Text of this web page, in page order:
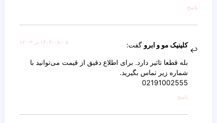
پاسخ
کلینیک مو و ابرو گفت: ۱۴۰۴-۰۸-۰۵ در ۱۲:۰۳
بله قطعا تاثیر دارد. برای اطلاع دقیق از قیمت می‌توانید با
شماره زیر تماس بگیرید.
02191002555
پاسخ